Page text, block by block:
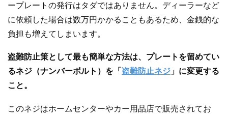
ープレートの発行はタダではありません。ディーラーなど
に依頼した場合は数万円かかることもあるため、金銭的な
負担も増えてしまいます。
盗難防止策として最も簡単な方法は、プレートを留めてい
るネジ（ナンバーボルト）を「 盗難防止ネジ 」に変更する
こと。
このネジはホームセンターやカー用品店で販売されてお